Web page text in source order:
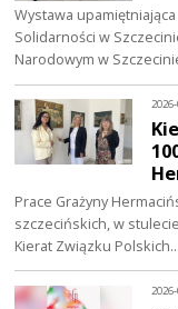
Wystawa
Solidarności w
Narodowym w
Prace Grażyny
szczecińskich, w
Kierat Związku Polskich…